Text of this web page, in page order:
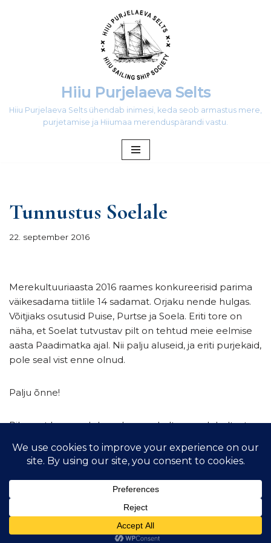
Hiiu Purjelaeva Selts
Hiiu Purjelaeva Selts ühendab inimesi, keda seob armastus mere,
purjetamise ja Hiiumaa merenduspärandi vastu.
Tunnustus Soelale
22. september 2016
Merekultuuriaasta 2016 raames konkureerisid parima
väikesadama tiitlile 14 sadamat. Orjaku nende hulgas.
Võitjiaks osutusid Puise, Purtse ja Soela. Eriti tore on
näha, et Soelat tutvustav pilt on tehtud meie eelmise
aasta Paadimatka ajal. Nii palju aluseid, ja eriti purjekaid,
pole seal vist enne olnud.
Palju õnne!
Pikemat lugu saab lugeda merekultuur.ee lehelt, otse
© 2021 Hiiu Purjelaeva Selts MTÜ